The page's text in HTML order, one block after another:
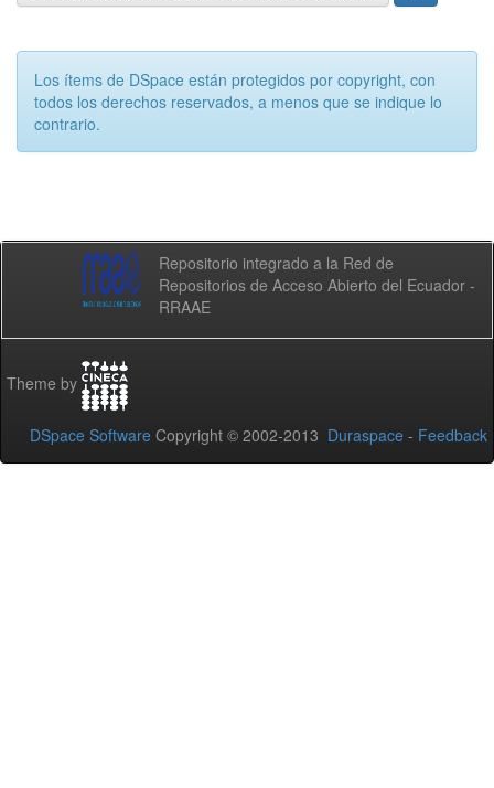
Los ítems de DSpace están protegidos por copyright, con
todos los derechos reservados, a menos que se indique lo
contrario.
Repositorio integrado a la Red de
Repositorios de Acceso Abierto del Ecuador -
RRAAE
Theme by
DSpace Software Copyright © 2002-2013 Duraspace - Feedback